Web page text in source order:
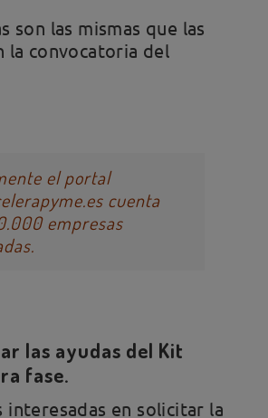
son las mismas que las
la convocatoria del
el portal
cuenta
empresas
las ayudas del Kit
fase.
interesadas en solicitar la